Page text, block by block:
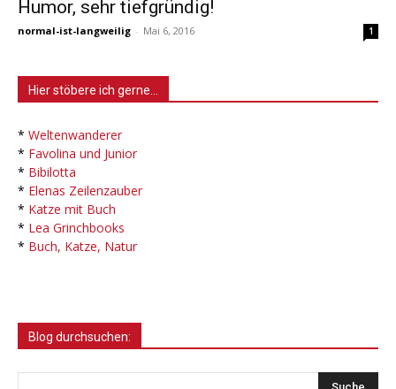
Humor, sehr tiefgründig!
normal-ist-langweilig - Mai 6, 2016 1
Hier stöbere ich gerne…
* Weltenwanderer
* Favolina und Junior
* Bibilotta
* Elenas Zeilenzauber
* Katze mit Buch
* Lea Grinchbooks
* Buch, Katze, Natur
Blog durchsuchen: